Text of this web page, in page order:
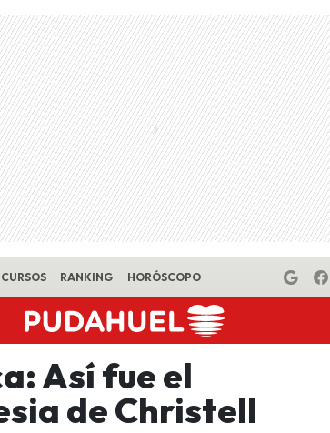
RANKING HORÓSCOPO
Así fue el
de Christell